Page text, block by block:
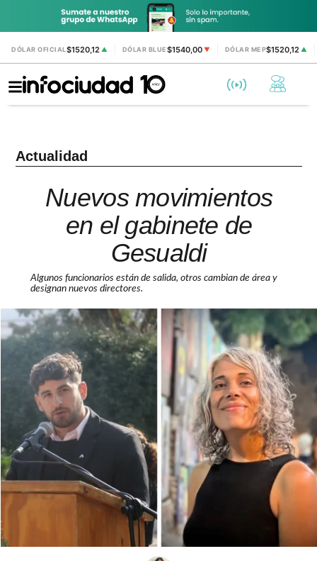
DÓLAR OFICIAL$1520,12 ▲ DÓLAR BLUE$1540,00 ▼ DÓLAR MEP$1520,12 ▲
Actualidad
Nuevos movimientos
en el gabinete de
Gesualdi
Algunos funcionarios están de salida, otros cambian de área y
designan nuevos directores.